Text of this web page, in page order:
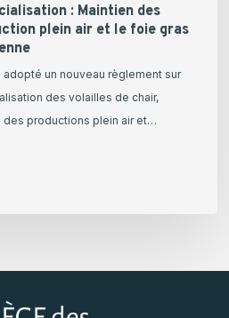
: Maintien des
plein air et le foie gras
un nouveau règlement sur
des volailles de chair,
des productions plein air et…